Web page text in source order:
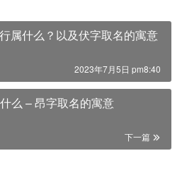
属什么？以及伏字取名的寓意
2023年7月5日 pm8:40
么 – 昂字取名的寓意
下一篇